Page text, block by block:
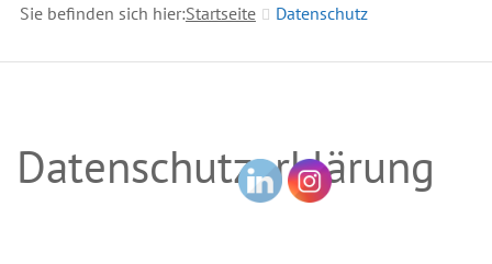
Sie befinden sich hier:Startseite Datenschutz
Datenschutzerklärung